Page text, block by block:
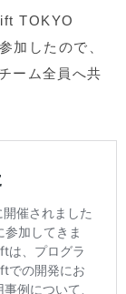
TOKYO
加したので、
ーム全員へ共